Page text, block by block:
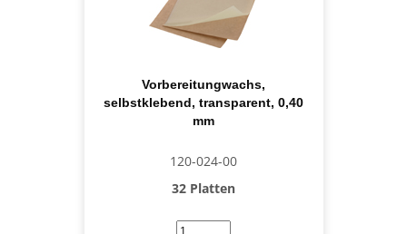
Vorbereitungwachs,
selbstklebend, transparent, 0,40
mm
120-024-00
32 Platten